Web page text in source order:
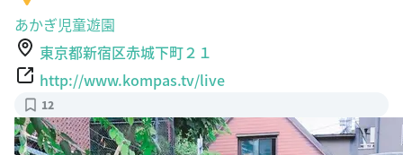
あかぎ児童遊園
東京都新宿区赤城下町２１
http://www.kompas.tv/live
12